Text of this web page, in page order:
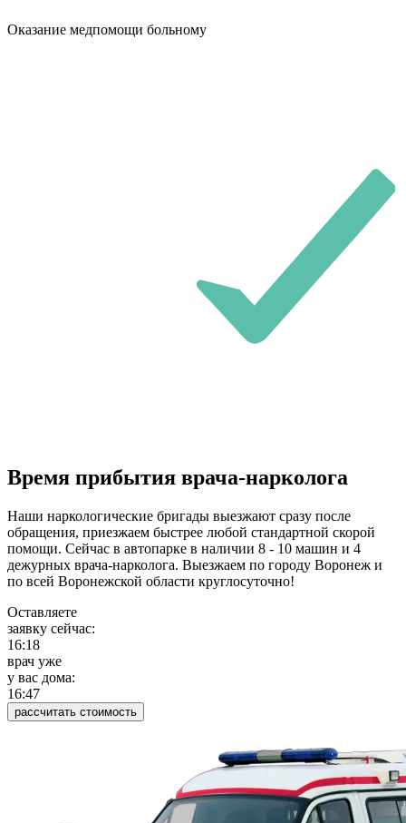
Оказание медпомощи больному
Время прибытия врача-нарколога
Наши наркологические бригады выезжают сразу после
обращения, приезжаем быстрее любой стандартной скорой
помощи. Сейчас в автопарке в наличии 8 - 10 машин и 4
дежурных врача-нарколога. Выезжаем по городу Воронеж и
по всей Воронежской области круглосуточно!
Оставляете
заявку сейчас:
16:18
врач уже
у вас дома:
16:47
рассчитать стоимость